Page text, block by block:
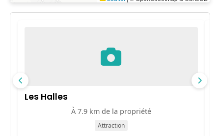
Les Halles
À 7.9 km de la propriété
Attraction